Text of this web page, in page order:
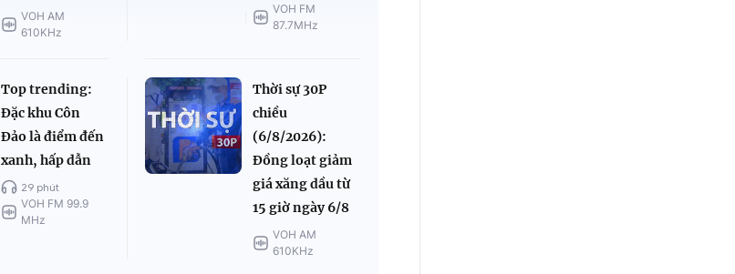
VOH AM
610KHz
VOH FM
87.7MHz
Top trending:
Đặc khu Côn
Đảo là điểm đến
xanh, hấp dẫn
29 phút
VOH FM 99.9
MHz
Thời sự 30P
chiều
(6/8/2026):
Đồng loạt giảm
giá xăng dầu từ
15 giờ ngày 6/8
VOH AM
610KHz